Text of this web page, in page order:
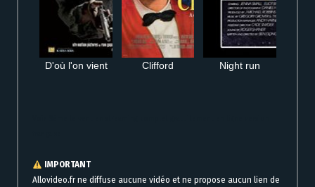
D'où l'on vient Clifford Night run
IMPORTANT
Allovideo.fr ne diffuse aucune vidéo et ne propose aucun lien de